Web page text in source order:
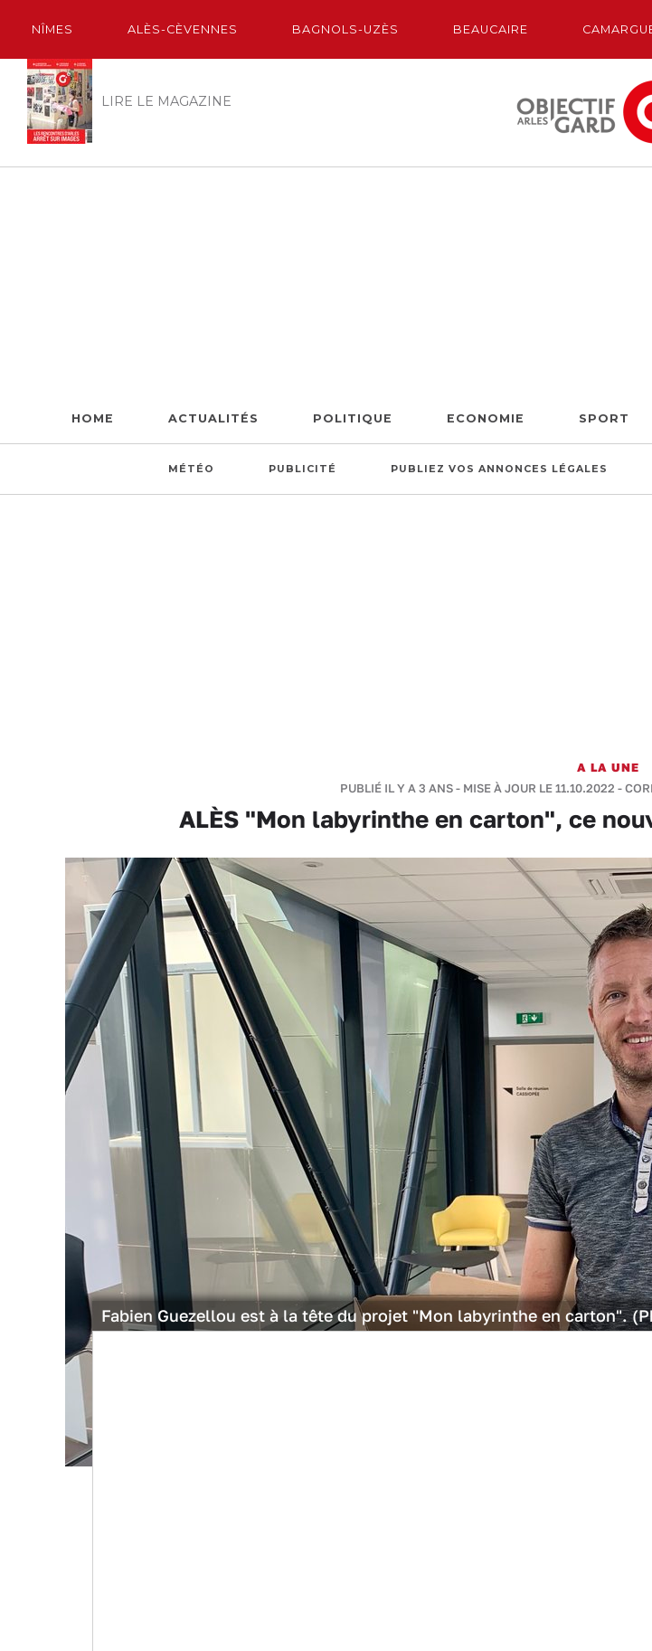
NÎMES ALÈS-CÈVENNES BAGNOLS-UZÈS BEAUCAIRE
LIRE LE MAGAZINE
HOME ACTUALITÉS POLITIQUE ECONOMIE SPORT
MÉTÉO PUBLICITÉ PUBLIEZ VOS ANNONCES LÉGALES
A LA UNE
PUBLIÉ IL Y A 3 ANS - MISE À JOUR LE 11.10.2022 -
ALÈS "Mon labyrinthe en carton", ce
Fabien Guezellou est à la tête du projet "Mon labyrinthe en carton".